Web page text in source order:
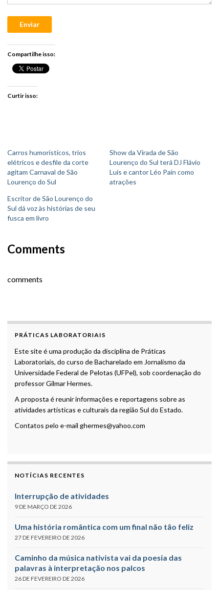
Enviar
Compartilhe isso:
Curtir isso:
Carros humorísticos, trios
elétricos e desfile da corte
agitam Carnaval de São
Lourenço do Sul
Show da Virada de São
Lourenço do Sul terá DJ Flávio
Luis e cantor Léo Pain como
atrações
Escritor de São Lourenço do
Sul dá voz às histórias de seu
fusca em livro
Comments
comments
PRÁTICAS LABORATORIAIS
Este site é uma produção da disciplina de Práticas
Laboratoriais, do curso de Bacharelado em Jornalismo da
Universidade Federal de Pelotas (UFPel), sob coordenação do
professor Gilmar Hermes.
A proposta é reunir informações e reportagens sobre as
atividades artísticas e culturais da região Sul do Estado.
Contatos pelo e-mail ghermes@yahoo.com
NOTÍCIAS RECENTES
Interrupção de atividades
9 DE MARÇO DE 2026
Uma história romântica com um final não tão feliz
27 DE FEVEREIRO DE 2026
Caminho da música nativista vai da poesia das
palavras à interpretação nos palcos
26 DE FEVEREIRO DE 2026